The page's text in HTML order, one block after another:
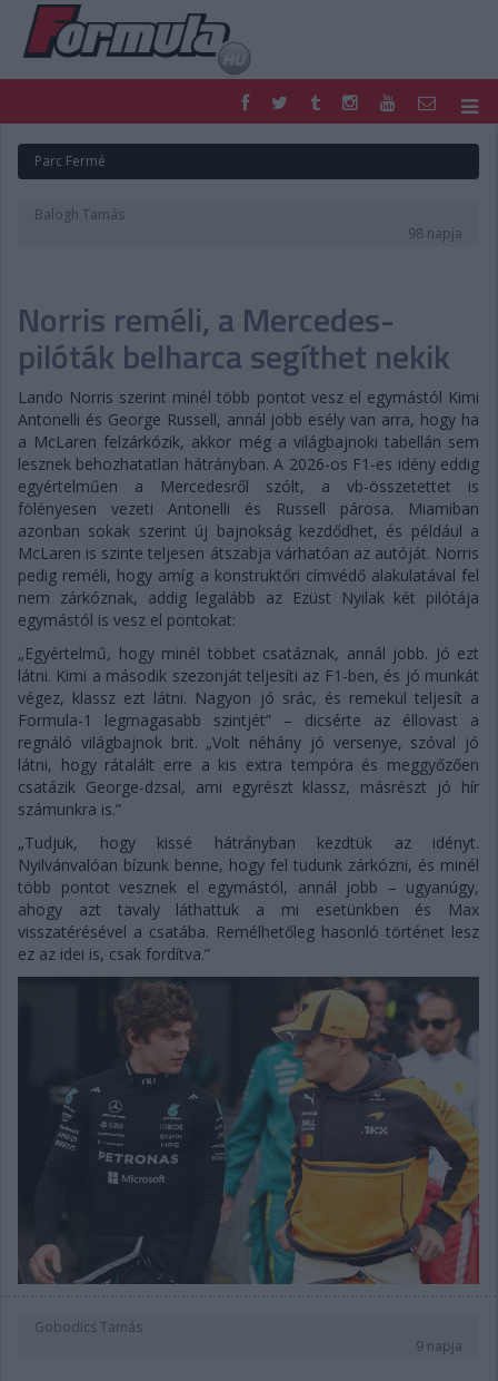
FORMULA
MOTOR
NEMZETKÖZI
DIGITÁLIS MAGAZIN
PONTÁLLÁSOK
VERSENYNAPTÁRAK
Parc Fermé
Balogh Tamás
98 napja
Norris reméli, a Mercedes-
pilóták belharca segíthet nekik
Lando Norris szerint minél több pontot vesz el egymástól Kimi
Antonelli és George Russell, annál jobb esély van arra, hogy ha
a McLaren felzárkózik, akkor még a világbajnoki tabellán sem
lesznek behozhatatlan hátrányban. A 2026-os F1-es idény eddig
egyértelműen a Mercedesről szólt, a vb-összetettet is
fölényesen vezeti Antonelli és Russell párosa. Miamiban
azonban sokak szerint új bajnokság kezdődhet, és például a
McLaren is szinte teljesen átszabja várhatóan az autóját. Norris
pedig reméli, hogy amíg a konstruktőri címvédő alakulatával fel
nem zárkóznak, addig legalább az Ezüst Nyilak két pilótája
egymástól is vesz el pontokat:
„Egyértelmű, hogy minél többet csatáznak, annál jobb. Jó ezt
látni. Kimi a második szezonját teljesíti az F1-ben, és jó munkát
végez, klassz ezt látni. Nagyon jó srác, és remekül teljesít a
Formula-1 legmagasabb szintjét” – dicsérte az éllovast a
regnáló világbajnok brit. „Volt néhány jó versenye, szóval jó
látni, hogy rátalált erre a kis extra tempóra és meggyőzően
csatázik George-dzsal, ami egyrészt klassz, másrészt jó hír
számunkra is.”
„Tudjuk, hogy kissé hátrányban kezdtük az idényt.
Nyilvánvalóan bízunk benne, hogy fel tudunk zárkózni, és minél
több pontot vesznek el egymástól, annál jobb – ugyanúgy,
ahogy azt tavaly láthattuk a mi esetünkben és Max
visszatérésével a csatába. Remélhetőleg hasonló történet lesz
ez az idei is, csak fordítva.”
Gobodics Tamás
9 napja